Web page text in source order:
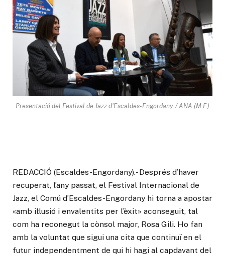
Presentació del Festival de Jazz d'Escaldes-Engordany. / ANA (M.F.)
REDACCIÓ (Escaldes-Engordany).- Després d’haver
recuperat, l’any passat, el Festival Internacional de
Jazz, el Comú d’Escaldes-Engordany hi torna a apostar
«amb il·lusió i envalentits per l’èxit» aconseguit, tal
com ha reconegut la cònsol major, Rosa Gili. Ho fan
amb la voluntat que sigui una cita que continuï en el
futur independentment de qui hi hagi al capdavant del